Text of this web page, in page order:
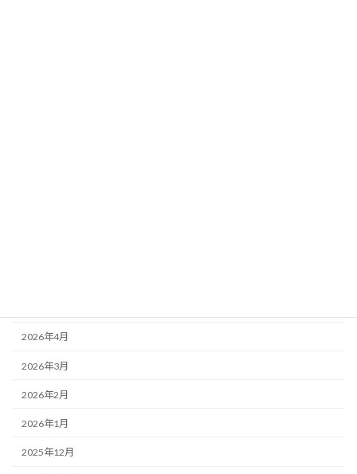
2026年4月
2026年3月
2026年2月
2026年1月
2025年12月